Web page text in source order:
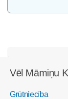
Vēl Māmiņu
Grūtniecība